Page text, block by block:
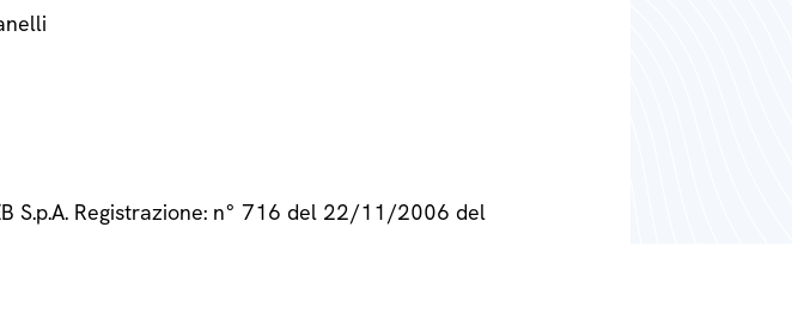
S.p.A. Registrazione: n° 716 del 22/11/2006 del